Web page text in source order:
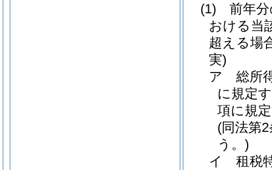
(1)
前年
おける当
超える場
実)
ア
総所
に規定
項に規
(同法第
う。)
イ
租税